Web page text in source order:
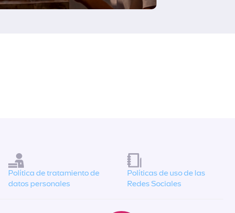
Política de tratamiento de
datos personales
Políticas de uso de las
Redes Sociales